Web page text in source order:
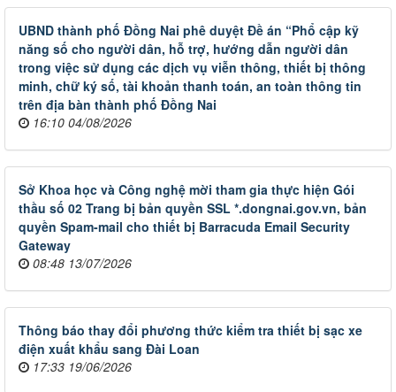
UBND thành phố Đồng Nai phê duyệt Đề án “Phổ cập kỹ
năng số cho người dân, hỗ trợ, hướng dẫn người dân
trong việc sử dụng các dịch vụ viễn thông, thiết bị thông
minh, chữ ký số, tài khoản thanh toán, an toàn thông tin
trên địa bàn thành phố Đồng Nai
16:10 04/08/2026
Sở Khoa học và Công nghệ mời tham gia thực hiện Gói
thầu số 02 Trang bị bản quyền SSL *.dongnai.gov.vn, bản
quyền Spam-mail cho thiết bị Barracuda Email Security
Gateway
08:48 13/07/2026
Thông báo thay đổi phương thức kiểm tra thiết bị sạc xe
điện xuất khẩu sang Đài Loan
17:33 19/06/2026